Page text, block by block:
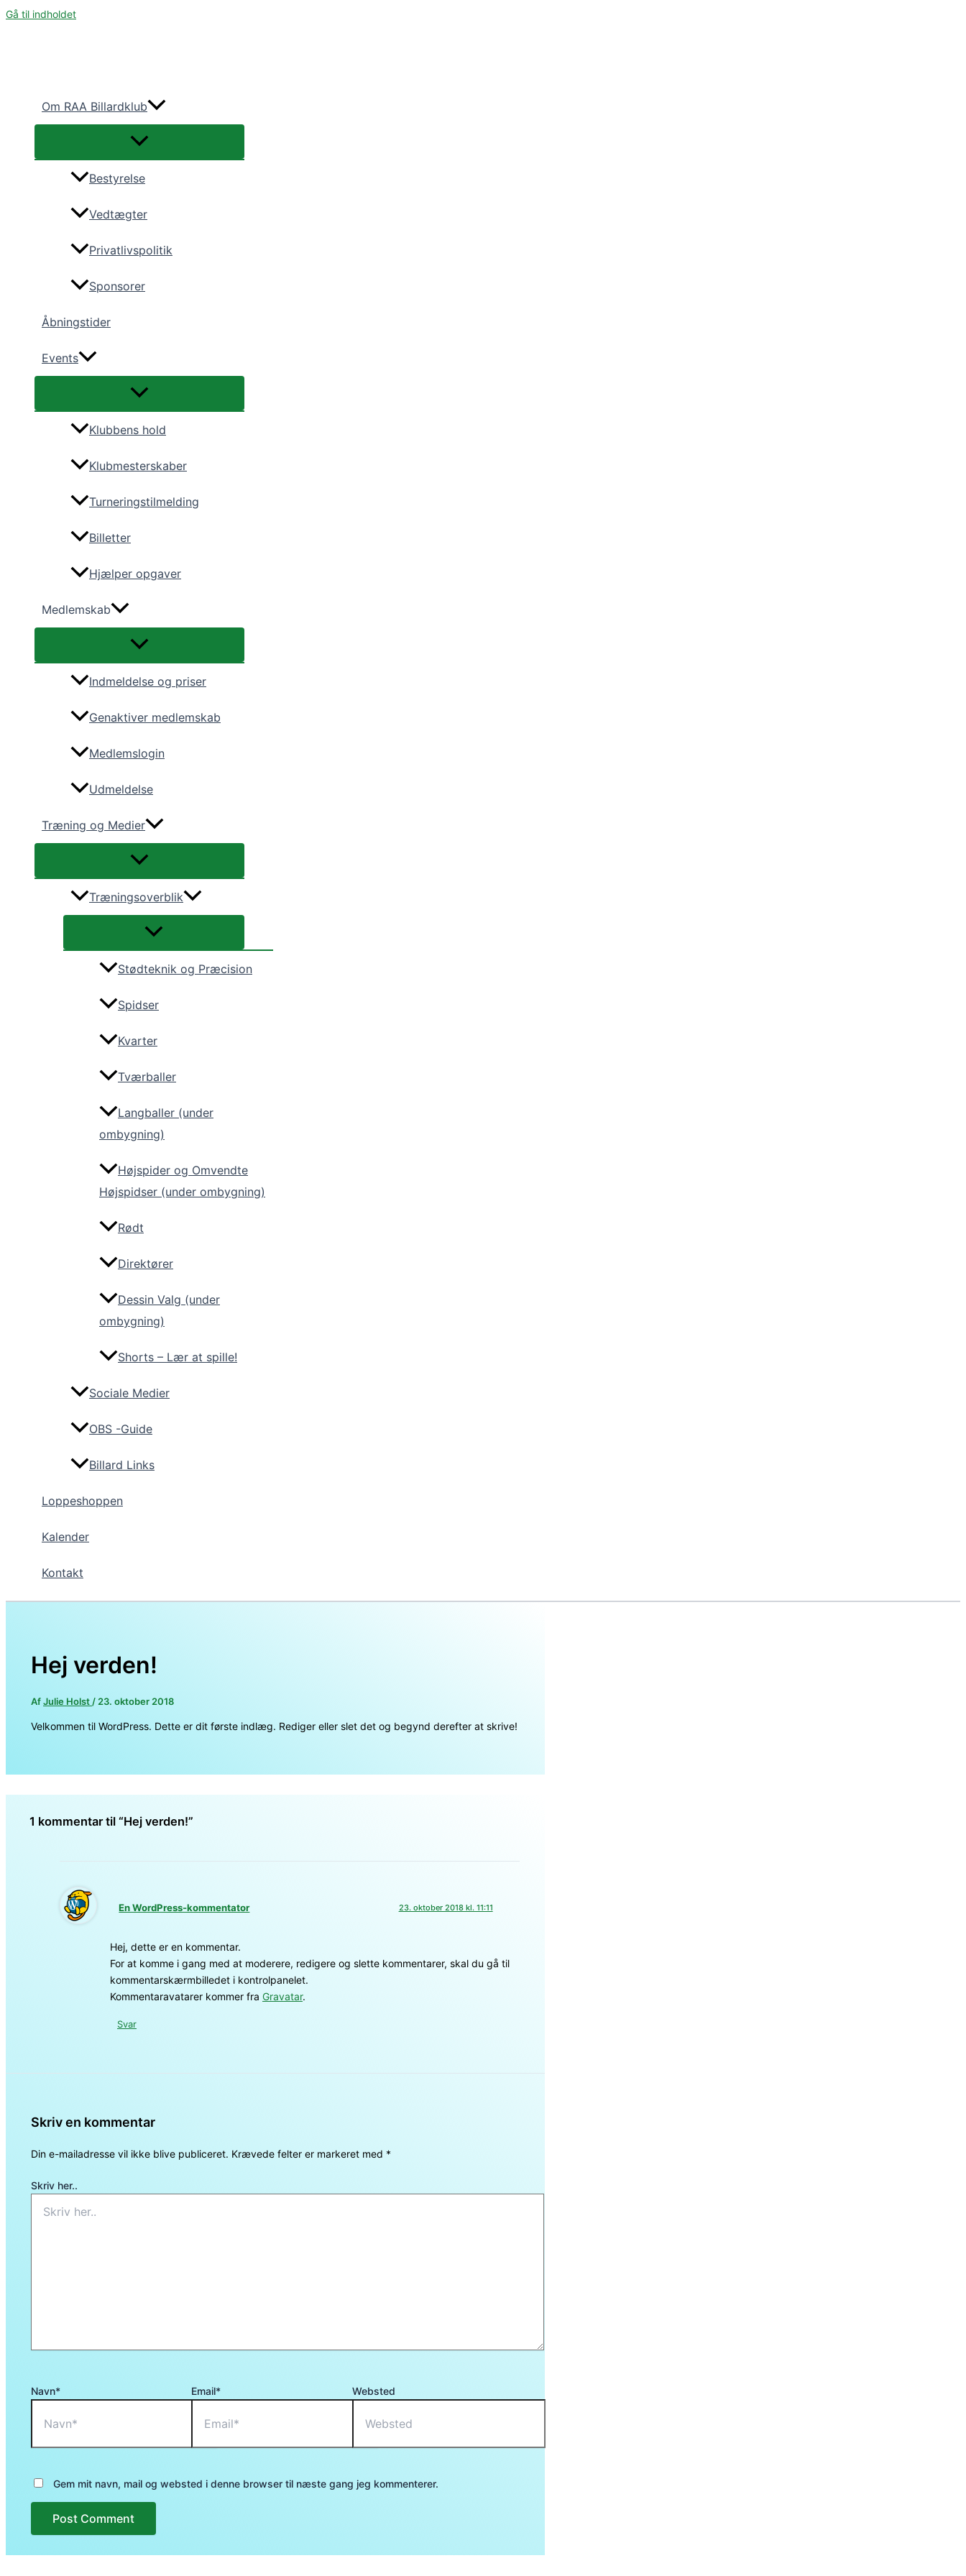
Gå til indholdet
Om RAA Billardklub
Bestyrelse
Vedtægter
Privatlivspolitik
Sponsorer
Åbningstider
Events
Klubbens hold
Klubmesterskaber
Turneringstilmelding
Billetter
Hjælper opgaver
Medlemskab
Indmeldelse og priser
Genaktiver medlemskab
Medlemslogin
Udmeldelse
Træning og Medier
Træningsoverblik
Stødteknik og Præcision
Spidser
Kvarter
Tværballer
Langballer (under
ombygning)
Højspider og Omvendte
Højspidser (under ombygning)
Rødt
Direktører
Dessin Valg (under
ombygning)
Shorts – Lær at spille!
Sociale Medier
OBS -Guide
Billard Links
Loppeshoppen
Kalender
Kontakt
Hej verden!
AfJulie Holst / 23. oktober 2018
Velkommen til WordPress. Dette er dit første indlæg. Rediger eller slet det og begynd derefter at skrive!
1 kommentar til “Hej verden!”
En WordPress-kommentator 23. oktober 2018 kl. 11:11
Hej, dette er en kommentar.
For at komme i gang med at moderere, redigere og slette kommentarer, skal du gå til
kommentarskærmbilledet i kontrolpanelet.
Kommentaravatarer kommer fra Gravatar.
Svar
Skriv en kommentar
Din e-mailadresse vil ikke blive publiceret. Krævede felter er markeret med *
Skriv her..
Navn* Email* Websted
Gem mit navn, mail og websted i denne browser til næste gang jeg kommenterer.